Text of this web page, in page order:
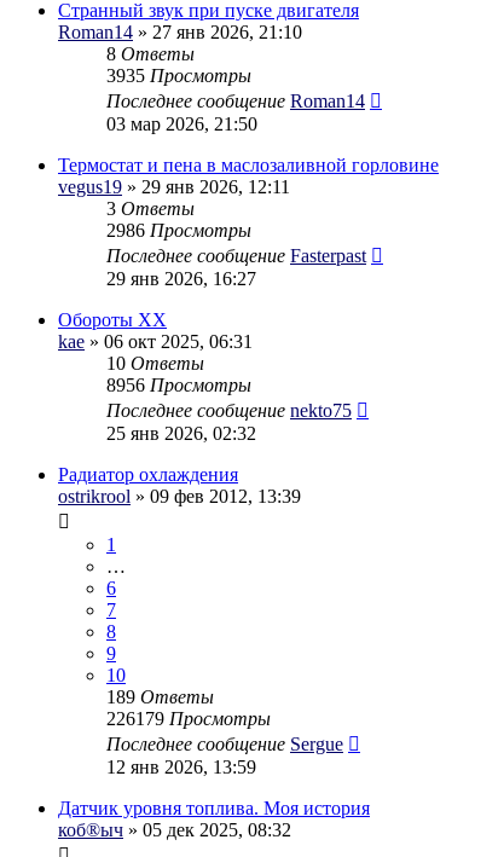
Странный звук при пуске двигателя
Roman14 » 27 янв 2026, 21:10
8 Ответы
3935 Просмотры
Последнее сообщение Roman14
03 мар 2026, 21:50
Термостат и пена в маслозаливной горловине
vegus19 » 29 янв 2026, 12:11
3 Ответы
2986 Просмотры
Последнее сообщение Fasterpast
29 янв 2026, 16:27
Обороты ХХ
kae » 06 окт 2025, 06:31
10 Ответы
8956 Просмотры
Последнее сообщение nekto75
25 янв 2026, 02:32
Радиатор охлаждения
ostrikrool » 09 фев 2012, 13:39
1
…
6
7
8
9
10
189 Ответы
226179 Просмотры
Последнее сообщение Sergue
12 янв 2026, 13:59
Датчик уровня топлива. Моя история
коб®ыч » 05 дек 2025, 08:32